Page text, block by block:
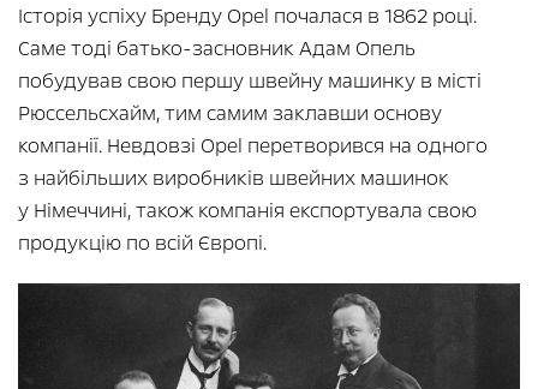
Історія успіху Бренду Opel почалася в 1862 році.
Саме тоді батько-засновник Адам Опель
побудував свою першу швейну машинку в місті
Рюссельсхайм, тим самим заклавши основу
компанії. Невдовзі Opel перетворився на одного
з найбільших виробників швейних машинок
у Німеччині, також компанія експортувала свою
продукцію по всій Європі.